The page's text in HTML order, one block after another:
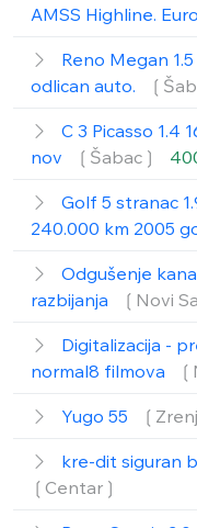
AMSS Highline.
Reno Megan
odlican auto.
C 3 Picasso 1.4
nov
❲Šabac❳
Golf 5 stranac
240.000 km 2005
Odgušenje
razbijanja
❲Novi
Digitalizacija -
normal8 filmova
Yugo 55
kre-dit siguran
❲Centar❳